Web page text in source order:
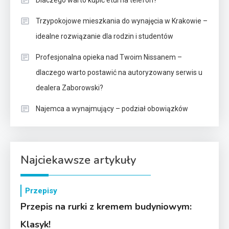
Trzypokojowe mieszkania do wynajęcia w Krakowie –
idealne rozwiązanie dla rodzin i studentów
Profesjonalna opieka nad Twoim Nissanem –
dlaczego warto postawić na autoryzowany serwis u
dealera Zaborowski?
Najemca a wynajmujący – podział obowiązków
Najciekawsze artykuły
Przepisy
Przepis na rurki z kremem budyniowym:
Klasyk!